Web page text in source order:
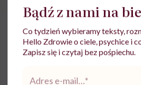
Zobacz profil
Udostępnij
Bądź z nami na
Co tydzień wybieramy teksty,
Hello Zdrowie o ciele, psychice i
Zapisz się i czytaj bez pośpiechu.